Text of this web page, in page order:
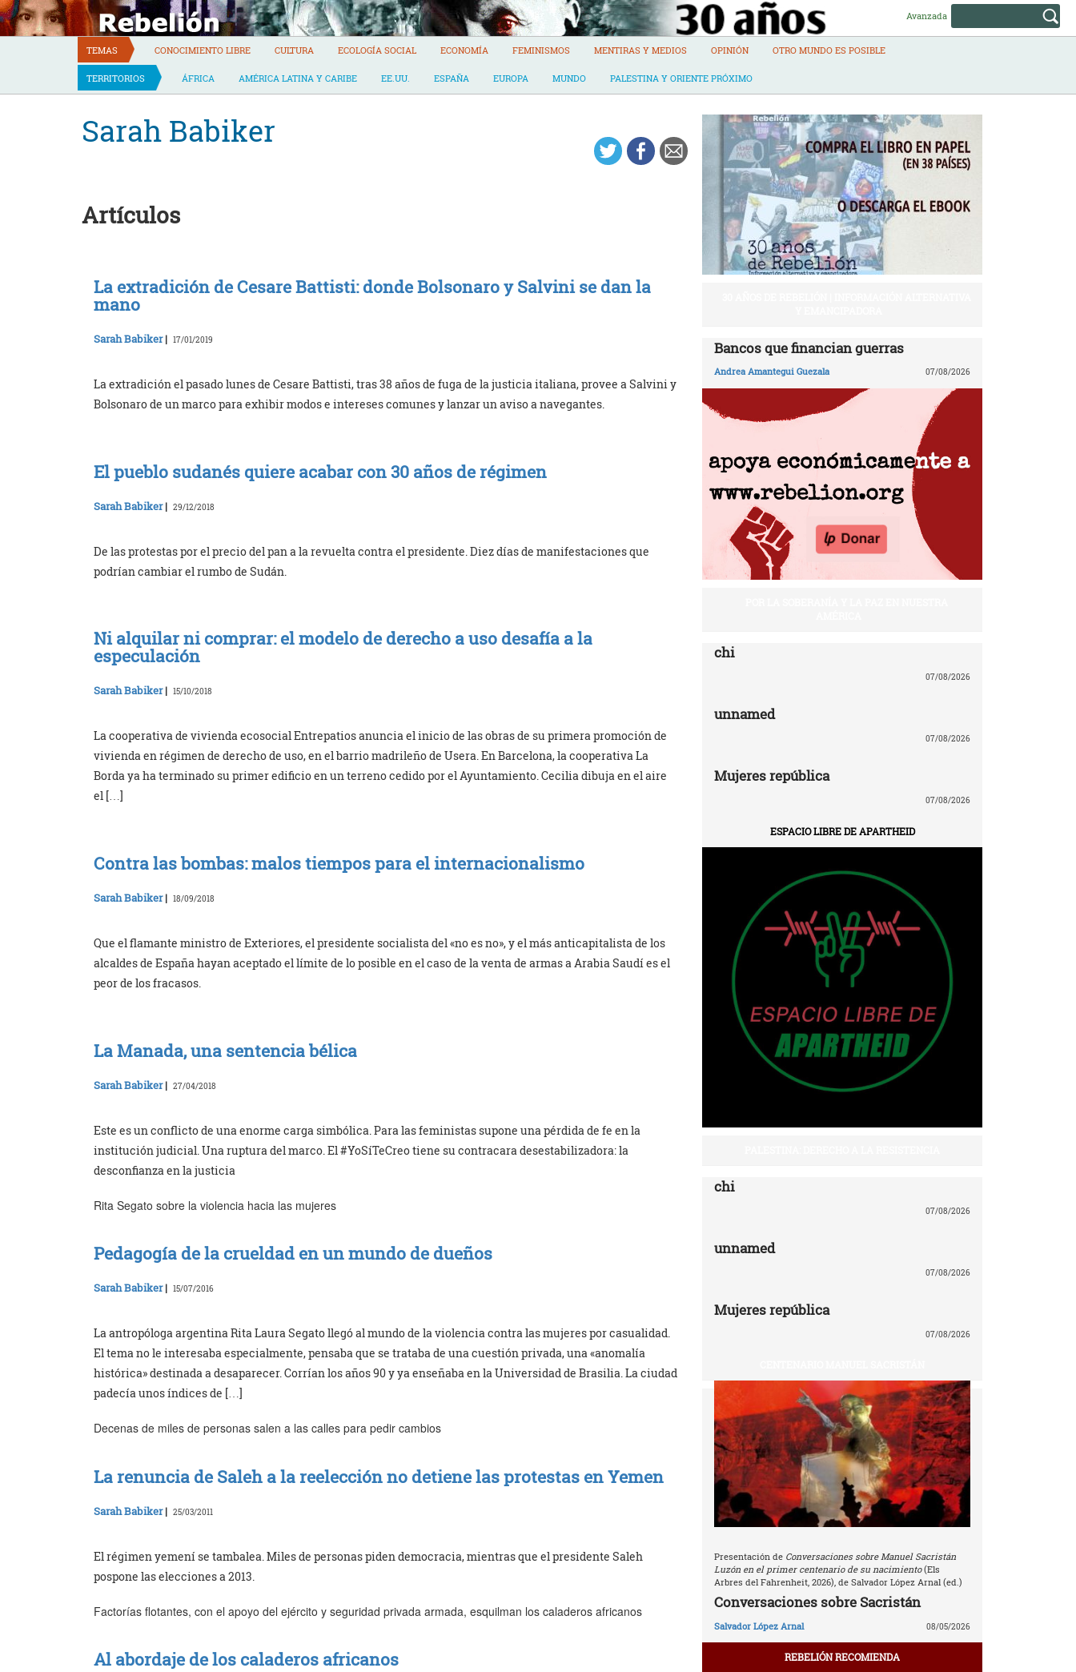
Skip
to
content
Avanzada
TEMAS CONOCIMIENTO LIBRE CULTURA ECOLOGÍA SOCIAL ECONOMÍA FEMINISMOS MENTIRAS Y MEDIOS OPINIÓN OTRO MUNDO ES POSIBLE
TERRITORIOS ÁFRICA AMÉRICA LATINA Y CARIBE EE.UU. ESPAÑA EUROPA MUNDO PALESTINA Y ORIENTE PRÓXIMO
Sarah Babiker
Artículos
La extradición de Cesare Battisti: donde Bolsonaro y Salvini se dan la
mano
Sarah Babiker| 17/01/2019
La extradición el pasado lunes de Cesare Battisti, tras 38 años de fuga de la justicia italiana, provee a Salvini y
Bolsonaro de un marco para exhibir modos e intereses comunes y lanzar un aviso a navegantes.
El pueblo sudanés quiere acabar con 30 años de régimen
Sarah Babiker| 29/12/2018
De las protestas por el precio del pan a la revuelta contra el presidente. Diez días de manifestaciones que
podrían cambiar el rumbo de Sudán.
Ni alquilar ni comprar: el modelo de derecho a uso desafía a la
especulación
Sarah Babiker| 15/10/2018
La cooperativa de vivienda ecosocial Entrepatios anuncia el inicio de las obras de su primera promoción de
vivienda en régimen de derecho de uso, en el barrio madrileño de Usera. En Barcelona, la cooperativa La
Borda ya ha terminado su primer edificio en un terreno cedido por el Ayuntamiento. Cecilia dibuja en el aire
el […]
Contra las bombas: malos tiempos para el internacionalismo
Sarah Babiker| 18/09/2018
Que el flamante ministro de Exteriores, el presidente socialista del «no es no», y el más anticapitalista de los
alcaldes de España hayan aceptado el límite de lo posible en el caso de la venta de armas a Arabia Saudí es el
peor de los fracasos.
La Manada, una sentencia bélica
Sarah Babiker| 27/04/2018
Este es un conflicto de una enorme carga simbólica. Para las feministas supone una pérdida de fe en la
institución judicial. Una ruptura del marco. El #YoSíTeCreo tiene su contracara desestabilizadora: la
desconfianza en la justicia
Rita Segato sobre la violencia hacia las mujeres
Pedagogía de la crueldad en un mundo de dueños
Sarah Babiker| 15/07/2016
La antropóloga argentina Rita Laura Segato llegó al mundo de la violencia contra las mujeres por casualidad.
El tema no le interesaba especialmente, pensaba que se trataba de una cuestión privada, una «anomalía
histórica» destinada a desaparecer. Corrían los años 90 y ya enseñaba en la Universidad de Brasilia. La ciudad
padecía unos índices de […]
Decenas de miles de personas salen a las calles para pedir cambios
La renuncia de Saleh a la reelección no detiene las protestas en Yemen
Sarah Babiker| 25/03/2011
El régimen yemení se tambalea. Miles de personas piden democracia, mientras que el presidente Saleh
pospone las elecciones a 2013.
Factorías flotantes, con el apoyo del ejército y seguridad privada armada, esquilman los caladeros africanos
Al abordaje de los caladeros africanos
Bancos que financian guerras
Andrea Amantegui Guezala 07/08/2026
chi
07/08/2026
unnamed
07/08/2026
Mujeres república
07/08/2026
ESPACIO LIBRE DE APARTHEID
chi
07/08/2026
unnamed
07/08/2026
Mujeres república
07/08/2026
Presentación de Conversaciones sobre Manuel Sacristán
Luzón en el primer centenario de su nacimiento(Els
Arbres del Fahrenheit, 2026), de Salvador López Arnal (ed.)
Conversaciones sobre Sacristán
Salvador López Arnal 08/05/2026
REBELIÓN RECOMIENDA